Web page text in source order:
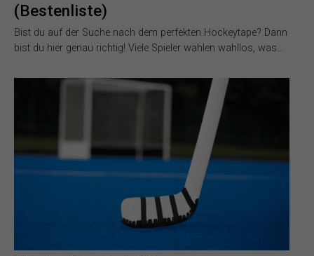
(Bestenliste)
Bist du auf der Suche nach dem perfekten Hockeytape? Dann
bist du hier genau richtig! Viele Spieler wählen wahllos, was…